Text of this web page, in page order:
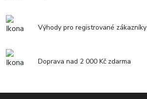
Výhody pro registrované zákazníky
Doprava nad 2 000 Kč zdarma